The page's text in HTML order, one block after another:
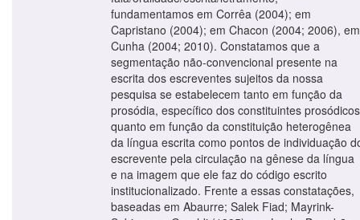
fundamentamos em Corrêa (2004); em
Capristano (2004); em Chacon (2004; 2006), em
Cunha (2004; 2010). Constatamos que a
segmentação não-convencional presente na
escrita dos escreventes sujeitos da nossa
pesquisa se estabelecem tanto em função da
prosódia, específico dos constituintes
quanto em função da constituição heterogênea
da língua escrita como pontos de individuação
escrevente pela circulação na gênese da língua
e na imagem que ele faz do código escrito
institucionalizado. Frente a essas constatações,
baseadas em Abaurre; Salek Fiad; Mayrink-